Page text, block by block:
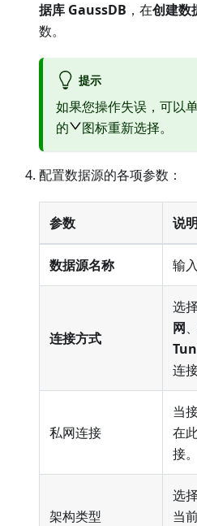
据库 GaussDB ，在创建数
数。
提示
如果您操作失误，可以
的
图标重新选择。
配置数据源的各项参数：
参数 说明
数据源名称 输
连接方式
选
网、
连
私网连接
当
在
接。
架构类型
选
当